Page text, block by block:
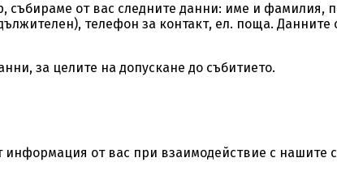
събираме от вас следните данни: име и фамилия,
телефон за контакт, ел. поща. Данните
за целите на допускане до събитието.
от вас при взаимодействие с нашите